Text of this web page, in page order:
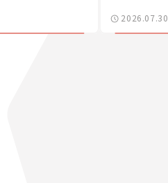
2026.07.30